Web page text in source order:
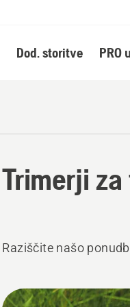
Dod. storitve PRO
Trimerji za
Raziščite našo
Prikaži